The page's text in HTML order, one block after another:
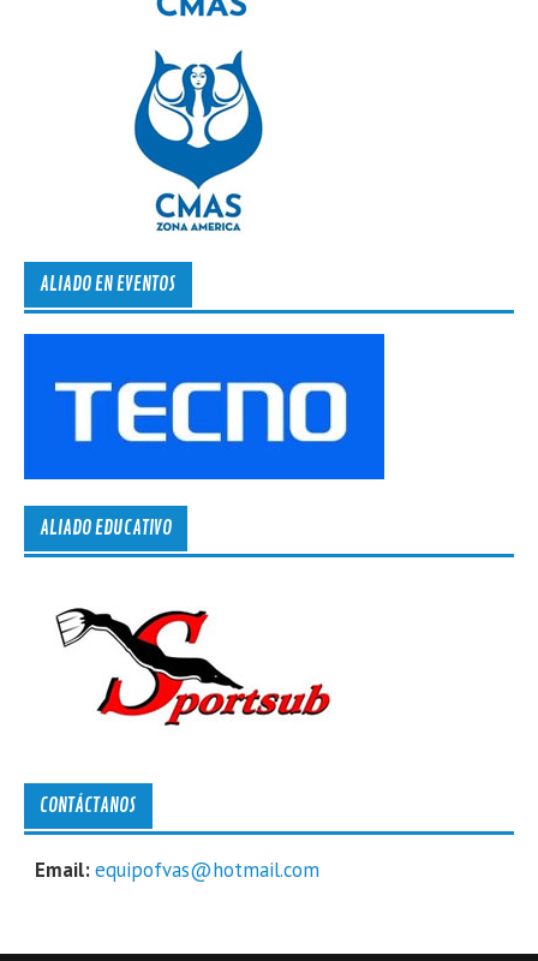
ALIADO EN EVENTOS
ALIADO EDUCATIVO
CONTÁCTANOS
Email:equipofvas@hotmail.com